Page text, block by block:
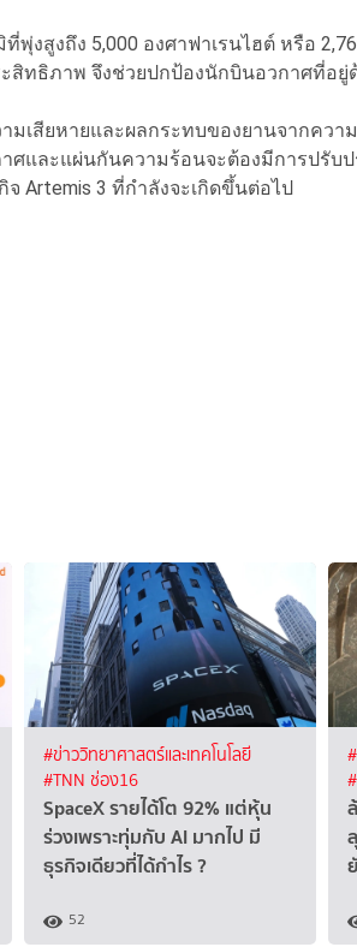
งสูงถึง 5,000 องศาฟาเรนไฮต์ หรือ
สิทธิภาพ จึงช่วยปกป้องนักบินอวกาศที่อยู่
เสียหายและผลกระทบของยานจากความ
ศและแผ่นกันความร้อนจะต้องมีการปรับป
Artemis 3 ที่กำลังจะเกิดขึ้นต่อไป
#ข่าววิทยาศาสตร์และเทคโนโลยี
#TNN ช่อง16
SpaceX รายได้โต 92% แต่หุ้น
ร่วงเพราะทุ่มกับ AI มากไป มี
ธุรกิจเดียวที่ได้กำไร ?
52